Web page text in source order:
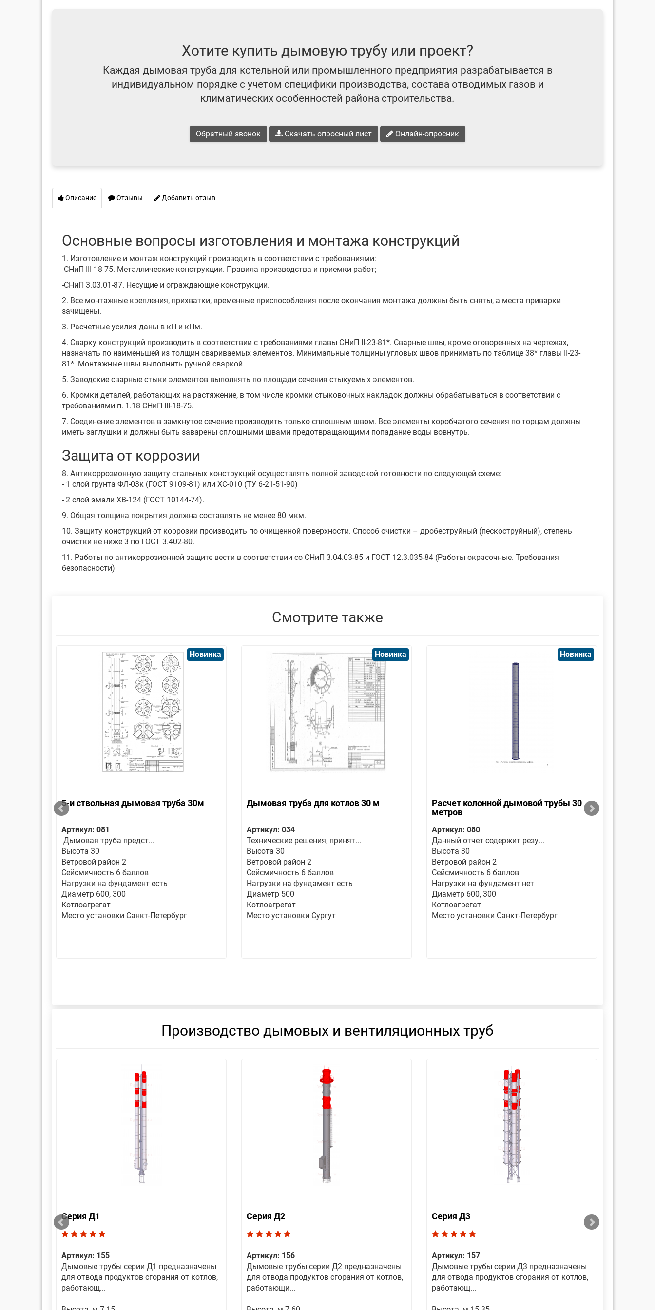
Хотите купить дымовую трубу или проект?
Каждая дымовая труба для котельной или промышленного предприятия разрабатывается в
индивидуальном порядке с учетом специфики производства, состава отводимых газов и
климатических особенностей района строительства.
Обратный звонок Скачать опросный лист Онлайн-опросник
Описание Отзывы Добавить отзыв
Основные вопросы изготовления и монтажа конструкций
1. Изготовление и монтаж конструкций производить в соответствии с требованиями:
-СНиП III-18-75. Металлические конструкции. Правила производства и приемки работ;
-СНиП 3.03.01-87. Несущие и ограждающие конструкции.
2. Все монтажные крепления, прихватки, временные приспособления после окончания монтажа должны быть сняты, а места приварки
зачищены.
3. Расчетные усилия даны в кН и кНм.
4. Сварку конструкций производить в соответствии с требованиями главы СНиП II-23-81*. Сварные швы, кроме оговоренных на чертежах,
назначать по наименьшей из толщин свариваемых элементов. Минимальные толщины угловых швов принимать по таблице 38* главы II-23-
81*. Монтажные швы выполнить ручной сваркой.
5. Заводские сварные стыки элементов выполнять по площади сечения стыкуемых элементов.
6. Кромки деталей, работающих на растяжение, в том числе кромки стыковочных накладок должны обрабатываться в соответствии с
требованиями п. 1.18 СНиП III-18-75.
7. Соединение элементов в замкнутое сечение производить только сплошным швом. Все элементы коробчатого сечения по торцам должны
иметь заглушки и должны быть заварены сплошными швами предотвращающими попадание воды вовнутрь.
Защита от коррозии
8. Антикоррозионную защиту стальных конструкций осуществлять полной заводской готовности по следующей схеме:
- 1 слой грунта ФЛ-03к (ГОСТ 9109-81) или ХС-010 (ТУ 6-21-51-90)
- 2 слой эмали ХВ-124 (ГОСТ 10144-74).
9. Общая толщина покрытия должна составлять не менее 80 мкм.
10. Защиту конструкций от коррозии производить по очищенной поверхности. Способ очистки – дробеструйный (пескоструйный), степень
очистки не ниже 3 по ГОСТ 3.402-80.
11. Работы по антикоррозионной защите вести в соответствии со СНиП 3.04.03-85 и ГОСТ 12.3.035-84 (Работы окрасочные. Требования
безопасности)
Смотрите также
Новинка
5-и ствольная дымовая труба 30м
Артикул: 081
Дымовая труба предст...
Высота 30
Ветровой район 2
Сейсмичность 6 баллов
Нагрузки на фундамент есть
Диаметр 600, 300
Котлоагрегат
Место установки Санкт-Петербург
Новинка
Дымовая труба для котлов 30 м
Артикул: 034
Технические решения, принят...
Высота 30
Ветровой район 2
Сейсмичность 6 баллов
Нагрузки на фундамент есть
Диаметр 500
Котлоагрегат
Место установки Сургут
Новинка
Расчет колонной дымовой трубы 30
метров
Артикул: 080
Данный отчет содержит резу...
Высота 30
Ветровой район 2
Сейсмичность 6 баллов
Нагрузки на фундамент нет
Диаметр 600, 300
Котлоагрегат
Место установки Санкт-Петербург
Производство дымовых и вентиляционных труб
Серия Д1
Артикул: 155
Дымовые трубы серии Д1 предназначены
для отвода продуктов сгорания от котлов,
работающ...
Серия Д2
Артикул: 156
Дымовые трубы серии Д2 предназначены
для отвода продуктов сгорания от котлов,
работающи...
Серия Д3
Артикул: 157
Дымовые трубы серии Д3 предназначены
для отвода продуктов сгорания от котлов,
работающ...